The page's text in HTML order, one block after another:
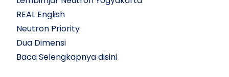
REAL English
Neutron Priority
Dua Dimensi
Baca Selengkapnya disini